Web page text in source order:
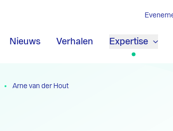
Nieuws Verhalen Expertise
Arne van der Hout